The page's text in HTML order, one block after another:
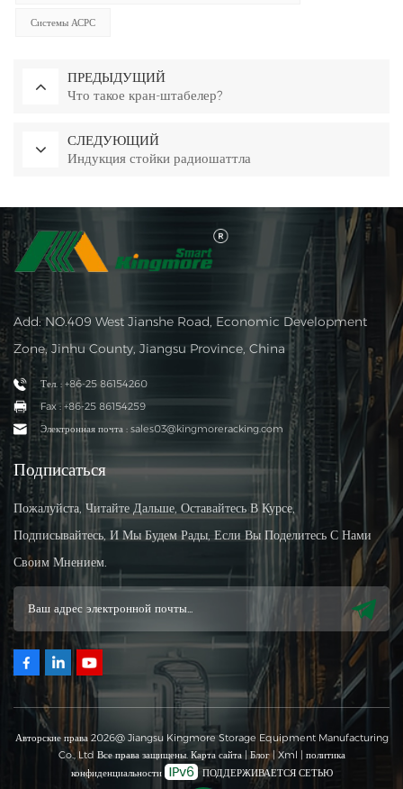
Системы АСРС
ПРЕДЫДУЩИЙ
Что такое кран-штабелер?
СЛЕДУЮЩИЙ
Индукция стойки радиошаттла
Add: NO.409 West Jianshe Road, Economic Development
Zone, Jinhu County, Jiangsu Province, China
Тел. : +86-25 86154260
Fax : +86-25 86154259
Электронная почта : sales03@kingmoreracking.com
Подписаться
Пожалуйста, Читайте Дальше, Оставайтесь В Курсе,
Подписывайтесь, И Мы Будем Рады, Если Вы Поделитесь С Нами
Своим Мнением.
Авторские права 2026@ Jiangsu Kingmore Storage Equipment Manufacturing
Co., Ltd Все права защищены. Карта сайта | Блог| Xml | политика
конфиденциальности
ПОДДЕРЖИВАЕТСЯ СЕТЬЮ